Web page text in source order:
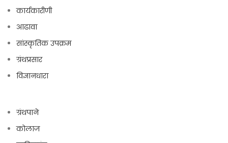
कार्यकारीणी
आढावा
सांस्कृतिक उपक्रम
ग्रंथप्रसार
विज्ञानधारा
ग्रंथपाने
कोलाज